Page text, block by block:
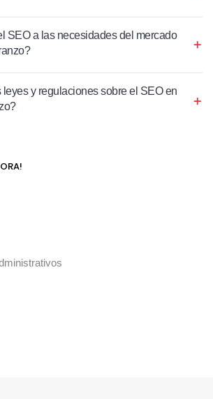
SEO a las necesidades del mercado
y regulaciones sobre el SEO en